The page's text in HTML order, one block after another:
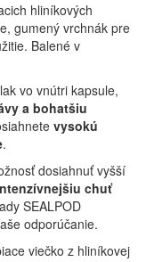
hliníkových
gumený vrchnák pre
Balené v
vo vnútri kapsule,
a bohatšiu
vysokú
.
dosiahnuť vyšší
chuť
SEALPOD
odporúčanie.
viečko z hliníkovej